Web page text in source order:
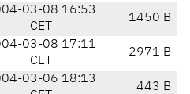
03-08 16:53
CET
1450 B
03-08 17:11
CET
2971 B
03-06 18:13
443 B